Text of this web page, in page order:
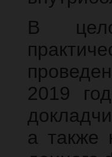
В
2019
а также